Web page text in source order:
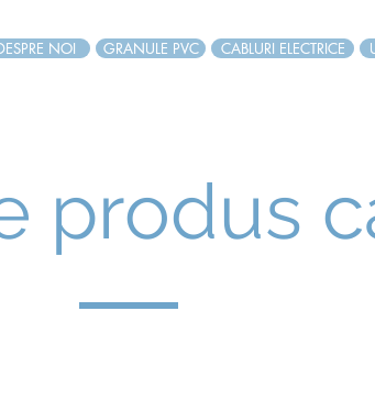
NOI GRANULE PVC CABLURI ELECTRICE
NOI GRANULE PVC CABLURI ELECTRICE
produs